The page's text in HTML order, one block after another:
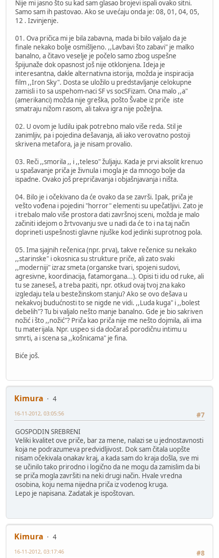
Nije mi jasno što su kad sam glasao brojevi ispali ovako sitni.
Samo sam ih pastovao. Ako se uvećaju onda je: 08, 01, 04, 05,
12 . Izvinjenje.
01. Ova pričica mi je bila zabavna, mada bi bilo valjalo da je
finale nekako bolje osmišljeno. ,,Lavbavi što zabavi" je malko
banalno, a čitavo veselje je počelo samo zbog uspešne
špijunaže dok opasnost još nije otklonjena. Ideja je
interesantna, dakle alternativna istorija, možda je inspiracija
film ,,Iron Sky". Dosta se uložilo u predstavljanje celokupne
zamisli i to sa uspehom-naci SF vs socSFizam. Ona malo ,,a"
(amerikanci) možda nije greška, pošto Švabe iz priče iste
smatraju nižom rasom, ali takva igra nije poželjna.
02. U ovom je ludilu ipak potrebno malo više reda. Stil je
zanimljiv, pa i pojedina dešavanja, ali iako verovatno postoji
skrivena metafora, ja je nisam provalio.
03. Reči ,,smorila ,, i ,,teleso" žuljaju. Kada je prvi aksolit krenuo
u spašavanje priča je živnula i mogla je da mnogo bolje da
ispadne. Ovako još prepričavanja i objašnjavanja i ništa.
04. Bilo je i očekivano da će ovako da se završi. Ipak, priča je
vešto vođena i pojedini "horror" elementi su upečatljivi. Zato je
i trebalo malo više prostora dati završnoj sceni, možda je malo
začiniti idejom o žrtvovanju sve u nadi da će to i na taj način
doprineti uspešnosti glavne njuške kod jedinki suprotnog pola.
05. Ima sjajnih rečenica (npr. prva), takve rečenice su nekako
,,starinske" i okosnica su strukture priče, ali zato svaki
,,moderniji" izraz smeta (organske tvari, spojeni sudovi,
agresivne, koordinacija, fatamorgana...). Opisi ti idu od ruke, ali
tu se zaneseš, a treba paziti, npr. otkud ovaj tvoj zna kako
izgledaju tela u bestežinskom stanju? Ako se ovo dešava u
nekakvoj budućnosti to se nigde ne vidi. ,,Luda kuga" i ,,bolest
debelih"? Tu bi valjalo nešto manje banalno. Gde je bio sakriven
nožić i što ,,nožić"? Priča kao priča nije me nešto dojmila, ali ima
tu materijala. Npr. uspeo si da dočaraš porodičnu intimu u
smrti, a i scena sa ,,košnicama" je fina.
Biće još.
Kimura
4
#7
16-11-2012, 03:05:56
GOSPODIN SREBRENI
Veliki kvalitet ove priče, bar za mene, nalazi se u jednostavnosti
koja ne podrazumeva predvidljivost. Dok sam čitala uopšte
nisam očekivala onakav kraj, a kada sam do kraja došla, sve mi
se učinilo tako prirodno i logično da ne mogu da zamislim da bi
se priča mogla završiti na neki drugi način. Hvale vredna
osobina, koju nema nijedna priča iz vodenog kruga.
Lepo je napisana. Zadatak je ispoštovan.
Kimura
4
#8
16-11-2012, 03:17:46